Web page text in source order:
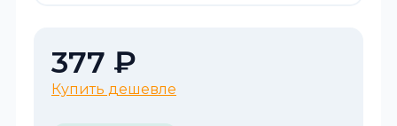
377 ₽
Купить дешевле